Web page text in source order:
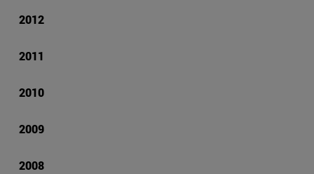
2012
2011
2010
2009
2008